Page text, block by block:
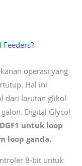
operasi yang
Hal ini
dari larutan glikol
Digital Glycol
DGF1 untuk loop
loop ganda.
8-bit untuk